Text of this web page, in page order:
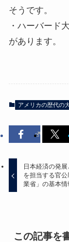
そうです。
・ハーバード
があります。
アメリカの歴代の
日本経済の発
を担当する官
業省」の基本情
この記事を